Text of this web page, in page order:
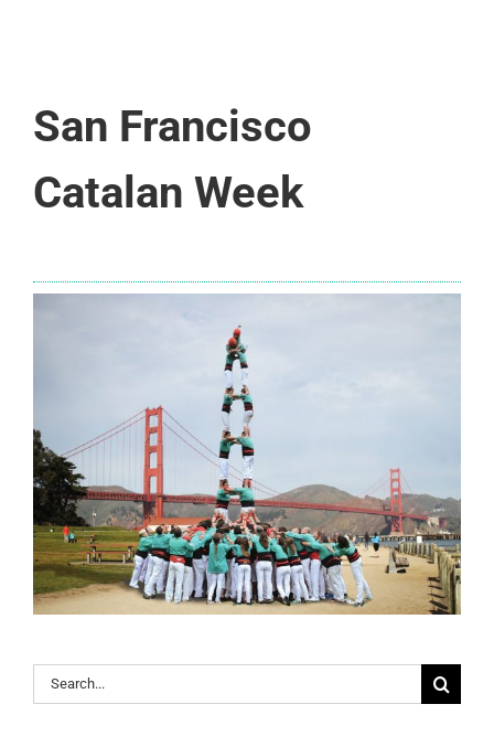
San Francisco
Catalan Week
Search
for: